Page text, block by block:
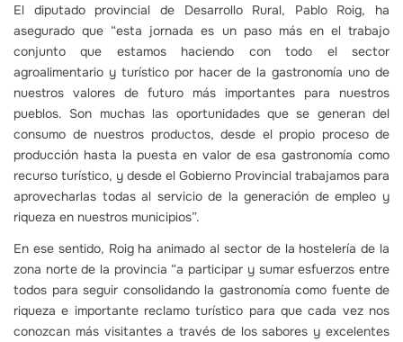
El diputado provincial de Desarrollo Rural, Pablo Roig, ha
asegurado que “esta jornada es un paso más en el trabajo
conjunto que estamos haciendo con todo el sector
agroalimentario y turístico por hacer de la gastronomía uno de
nuestros valores de futuro más importantes para nuestros
pueblos. Son muchas las oportunidades que se generan del
consumo de nuestros productos, desde el propio proceso de
producción hasta la puesta en valor de esa gastronomía como
recurso turístico, y desde el Gobierno Provincial trabajamos para
aprovecharlas todas al servicio de la generación de empleo y
riqueza en nuestros municipios”.
En ese sentido, Roig ha animado al sector de la hostelería de la
zona norte de la provincia “a participar y sumar esfuerzos entre
todos para seguir consolidando la gastronomía como fuente de
riqueza e importante reclamo turístico para que cada vez nos
conozcan más visitantes a través de los sabores y excelentes